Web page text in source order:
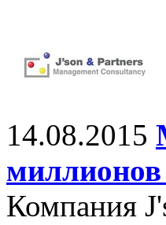
14.08.2015
Компания